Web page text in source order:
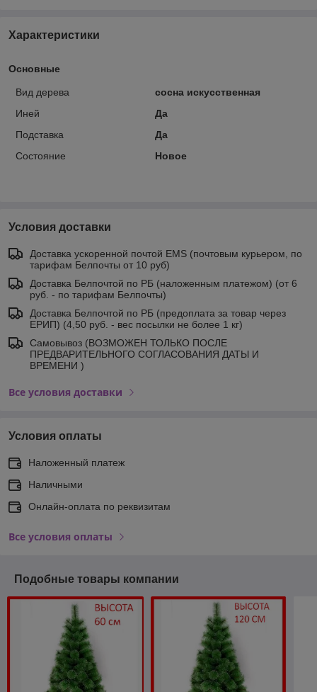
Характеристики
Основные
Вид дерева
сосна искусственная
Иней
Да
Подставка
Да
Состояние
Новое
Условия доставки
Доставка ускоренной почтой EMS (почтовым курьером, по
тарифам Белпочты от 10 руб)
Доставка Белпочтой по РБ (наложенным платежом) (от 6
руб. - по тарифам Белпочты)
Доставка Белпочтой по РБ (предоплата за товар через
ЕРИП) (4,50 руб. - вес посылки не более 1 кг)
Самовывоз (ВОЗМОЖЕН ТОЛЬКО ПОСЛЕ
ПРЕДВАРИТЕЛЬНОГО СОГЛАСОВАНИЯ ДАТЫ И
ВРЕМЕНИ )
Все условия доставки
Условия оплаты
Наложенный платеж
Наличными
Онлайн-оплата по реквизитам
Все условия оплаты
Подобные товары компании